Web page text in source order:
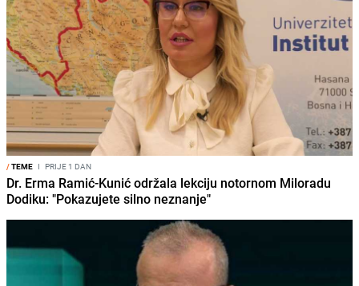
/TEME I PRIJE 1 DAN
Dr. Erma Ramić-Kunić održala lekciju notornom Miloradu
Dodiku: "Pokazujete silno neznanje"